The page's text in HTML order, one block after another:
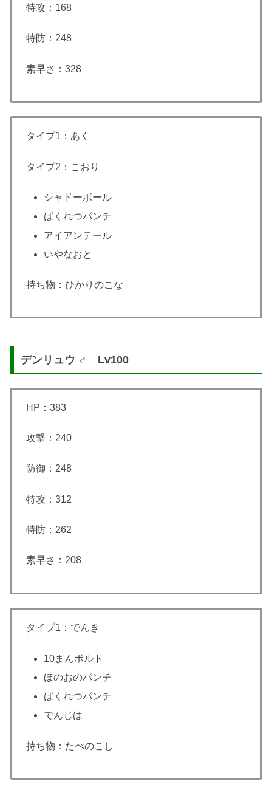
特攻：168
特防：248
素早さ：328
タイプ1：あく
タイプ2：こおり
シャドーボール
ばくれつパンチ
アイアンテール
いやなおと
持ち物：ひかりのこな
デンリュウ ♂ Lv100
HP：383
攻撃：240
防御：248
特攻：312
特防：262
素早さ：208
タイプ1：でんき
10まんボルト
ほのおのパンチ
ばくれつパンチ
でんじは
持ち物：たべのこし